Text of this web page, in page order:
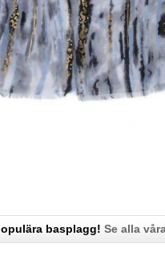
basplagg! Se alla